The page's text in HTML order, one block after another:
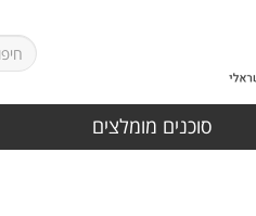
סוכנים מומלצים